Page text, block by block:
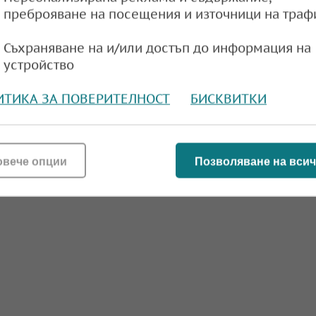
09:14,
20 % ДДС: Хотелиерите и ресторантьорите
категорично против
11:29,
преброяване на посещения и източници на
Съхраняване на и/или достъп до информация на
устройство
ЗА ПОВЕРИТЕЛНОСТ БИСКВИТКИ
Позволяване на
опции